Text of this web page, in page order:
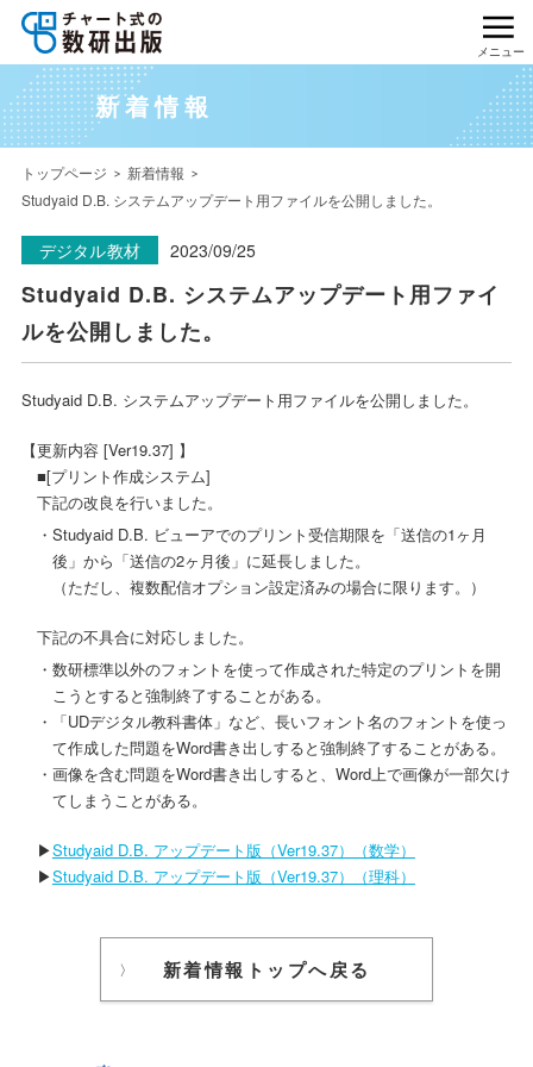
メニュー
新着情報
トップページ
新着情報
Studyaid D.B. システムアップデート用ファイルを公開しました。
デジタル教材 2023/09/25
Studyaid D.B. システムアップデート用ファイ
ルを公開しました。
Studyaid D.B. システムアップデート用ファイルを公開しました。
【更新内容 [Ver19.37] 】
■[プリント作成システム]
下記の改良を行いました。
・Studyaid D.B. ビューアでのプリント受信期限を「送信の1ヶ月
後」から「送信の2ヶ月後」に延長しました。
（ただし、複数配信オプション設定済みの場合に限ります。）
下記の不具合に対応しました。
・数研標準以外のフォントを使って作成された特定のプリントを開
こうとすると強制終了することがある。
・「UDデジタル教科書体」など、長いフォント名のフォントを使っ
て作成した問題をWord書き出しすると強制終了することがある。
・画像を含む問題をWord書き出しすると、Word上で画像が一部欠け
てしまうことがある。
▶Studyaid D.B. アップデート版（Ver19.37）（数学）
▶Studyaid D.B. アップデート版（Ver19.37）（理科）
新着情報トップへ戻る